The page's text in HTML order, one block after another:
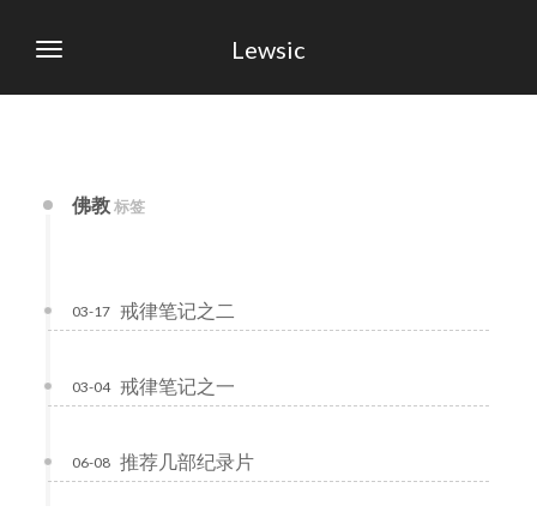
Lewsic
佛教标签
戒律笔记之二
03-17
戒律笔记之一
03-04
推荐几部纪录片
06-08